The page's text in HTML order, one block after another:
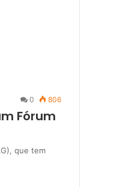
0 806
Fórum
que tem